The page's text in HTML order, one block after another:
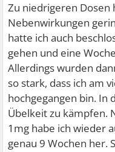
Zu niedrigeren Dosen
Nebenwirkungen
hatte ich auch
gehen und eine
Allerdings wurden
so stark, dass ich am
hochgegangen bin. In
Übelkeit zu kämpfen.
1mg habe ich wieder
genau 9 Wochen her.